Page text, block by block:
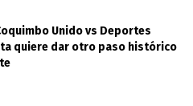
Unido vs Deportes
quiere dar otro paso histórico